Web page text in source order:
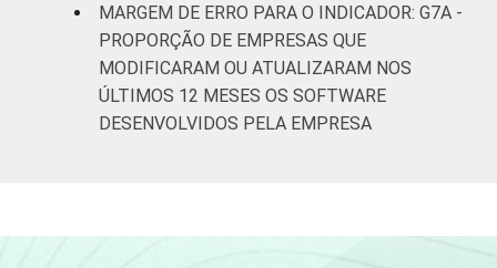
MARGEM DE ERRO PARA O INDICADOR: G7A -
PROPORÇÃO DE EMPRESAS QUE
MODIFICARAM OU ATUALIZARAM NOS
ÚLTIMOS 12 MESES OS SOFTWARE
DESENVOLVIDOS PELA EMPRESA